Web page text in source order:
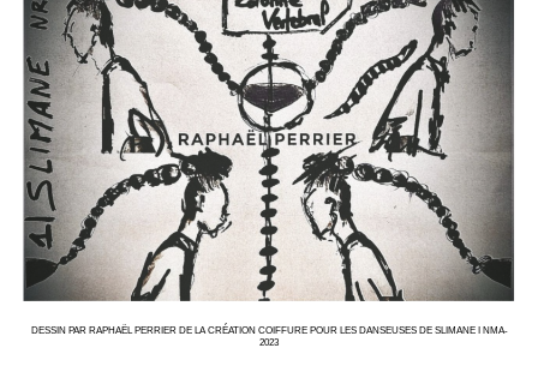
DESSIN PAR RAPHAËL PERRIER DE LA CRÉATION COIFFURE POUR LES DANSEUSES DE SLIMANE I NMA-
2023